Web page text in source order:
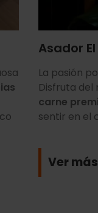
Asador
La pasión
Disfruta del
carne
sentir en el
Ver más